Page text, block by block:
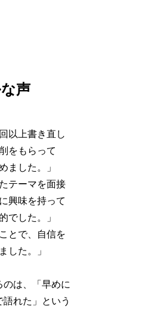
声
以上書き直し
をもらって
ました。」
テーマを面接
興味を持って
でした。」
とで、自信を
した。」
のは、「早めに
れた」という